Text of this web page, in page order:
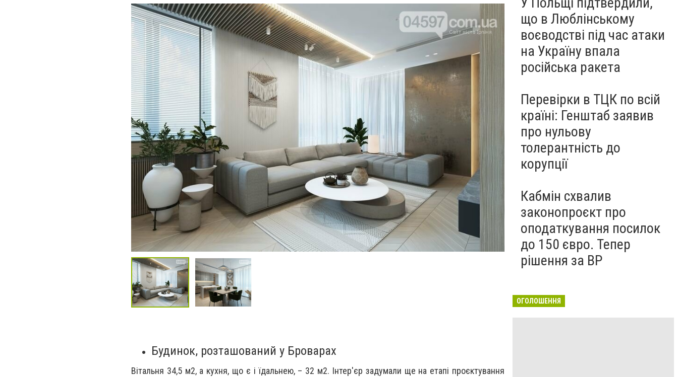
Будинок, розташований у Броварах
Вітальня 34,5 м2, а кухня, що є і їдальнею, – 32 м2. Інтер'єр задумали ще на етапі проєктування
що в Люблінському
воєводстві під час атаки
на Україну впала
російська ракета
Перевірки в ТЦК по всій
країні: Генштаб заявив
про нульову
толерантність до
корупції
Кабмін схвалив
законопроєкт про
оподаткування посилок
до 150 євро. Тепер
рішення за ВР
ОГОЛОШЕННЯ